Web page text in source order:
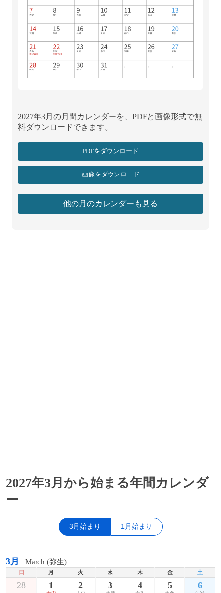
2027年3月の月間カレンダーを、PDFと画像形式で無
料ダウンロードできます。
PDFをダウンロード
画像をダウンロード
他の月のカレンダーも見る
2027年3月から始まる年間カレンダ
ー
3月始まり 1月始まり
3月 March (弥生)
日 月 火 水 木 金 土
28 1 2 3 4 5 6